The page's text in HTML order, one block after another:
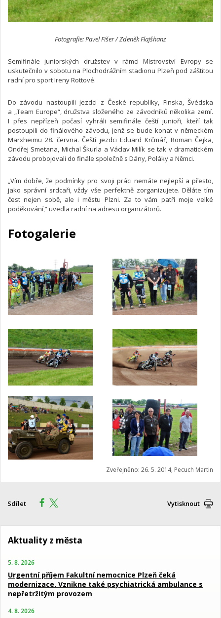
Fotografie: Pavel Fišer / Zdeněk Flajšhanz
Semifinále juniorských družstev v rámci Mistrovství Evropy se
uskutečnilo v sobotu na Plochodrážním stadionu Plzeň pod záštitou
radní pro sport Ireny Rottové.
Do závodu nastoupili jezdci z České republiky, Finska, Švédska
a „Team Europe“, družstva složeného ze závodníků několika zemí.
I přes nepřízeň počasí vyhráli semifinále čeští junioři, kteří tak
postoupili do finálového závodu, jenž se bude konat v německém
Marxheimu 28. června. Čeští jezdci Eduard Krčmář, Roman Čejka,
Ondřej Smetana, Michal Škurla a Václav Milík se tak v dramatickém
závodu probojovali do finále společně s Dány, Poláky a Němci.
„Vím dobře, že podmínky pro svoji práci nemáte nejlepší a přesto,
jako správní srdcaři, vždy vše perfektně zorganizujete. Děláte tím
čest nejen sobě, ale i městu Plzni. Za to vám patří moje velké
poděkování,“ uvedla radní na adresu organizátorů.
Fotogalerie
Zveřejněno: 26. 5. 2014, Pecuch Martin
Sdílet Vytisknout
Aktuality z města
5. 8. 2026
Urgentní příjem Fakultní nemocnice Plzeň čeká
modernizace. Vznikne také psychiatrická ambulance s
nepřetržitým provozem
4. 8. 2026